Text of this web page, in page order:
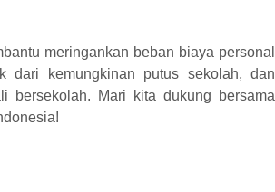
meringankan beban biaya personal
dari kemungkinan putus sekolah, dan
bersekolah. Mari kita dukung bersama